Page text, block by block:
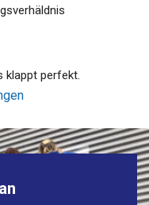
klappt perfekt.